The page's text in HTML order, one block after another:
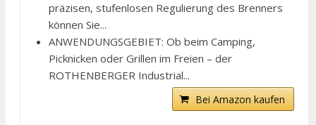
präzisen, stufenlosen Regulierung des Brenners
können Sie...
ANWENDUNGSGEBIET: Ob beim Camping,
Picknicken oder Grillen im Freien – der
ROTHENBERGER Industrial...
Bei Amazon kaufen